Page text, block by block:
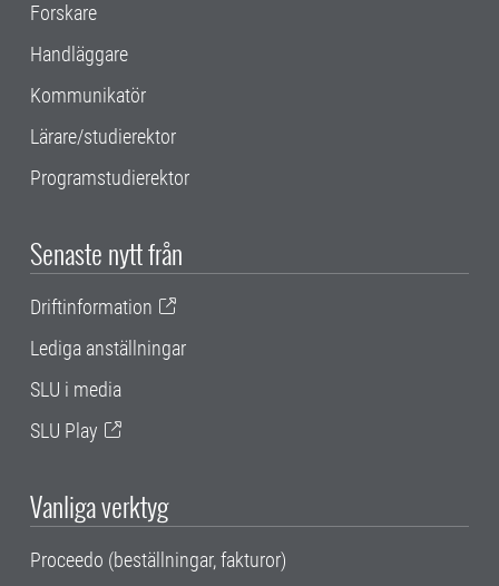
Forskare
Handläggare
Kommunikatör
Lärare/studierektor
Programstudierektor
Senaste nytt från
Driftinformation
Lediga anställningar
SLU i media
SLU Play
Vanliga verktyg
Proceedo (beställningar, fakturor)